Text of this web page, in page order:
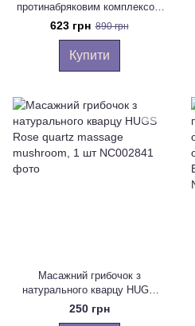
протинабряковим комплексом
HUGS Plump it draining serum
30 мл
623 грн 890 грн
Купити
Масажний грибочок з
натурального кварцу HUGS
Rose quartz massage
mushroom, 1 шт
250 грн